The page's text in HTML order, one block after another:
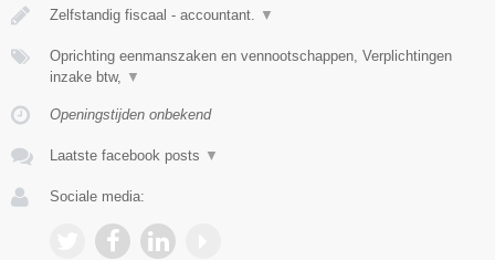
Zelfstandig fiscaal - accountant. ▼
Oprichting eenmanszaken en vennootschappen, Verplichtingen
inzake btw, ▼
Openingstijden onbekend
Laatste facebook posts ▼
Sociale media: